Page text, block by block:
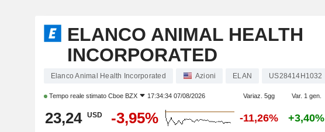
ELANCO ANIMAL HEALTH
INCORPORATED
Elanco Animal Health Incorporated Azioni ELAN US28414H1032
Tempo reale stimato Cboe BZX 17:34:34 07/08/2026 Variaz. 5gg Var. 1 gen.
23,24 USD -3,95% -11,26% +3,40%